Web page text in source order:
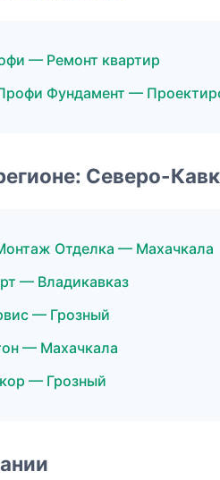
— Ремонт квартир
Фундамент —
Северо-
Отделка — Махачкала
— Владикавказ
— Грозный
— Махачкала
— Грозный